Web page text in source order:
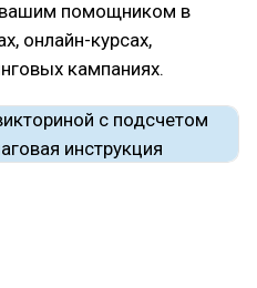
вашим помощником в
онлайн-курсах,
кампаниях.